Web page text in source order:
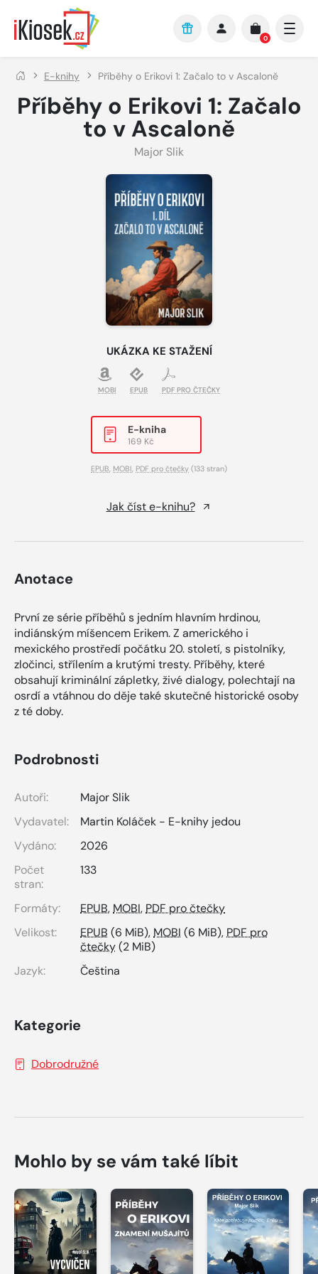
Přejít na hlavní obsah
0
E-knihy Příběhy o Erikovi 1: Začalo to v Ascaloně
Příběhy o Erikovi 1: Začalo
to v Ascaloně
Major Slik
UKÁZKA KE STAŽENÍ
MOBI EPUB PDF PRO ČTEČKY
E-kniha
169 Kč
EPUB MOBI PDF pro čtečky (133 stran)
Jak číst e-knihu?
Anotace
První ze série příběhů s jedním hlavním hrdinou,
indiánským míšencem Erikem. Z amerického i
mexického prostředí počátku 20. století, s pistolníky,
zločinci, střílením a krutými tresty. Příběhy, které
obsahují kriminální zápletky, živé dialogy, polechtají na
osrdí a vtáhnou do děje také skutečné historické osoby
z té doby.
Podrobnosti
Autoři:
Major Slik
Vydavatel:
Martin Koláček - E-knihy jedou
Vydáno:
2026
Počet
stran:
133
Formáty: EPUB, MOBI, PDF pro čtečky
Velikost:
EPUB (6 MiB), MOBI (6 MiB), PDF pro
čtečky(2 MiB)
Jazyk:
Čeština
Kategorie
Dobrodružné
Mohlo by se vám také líbit